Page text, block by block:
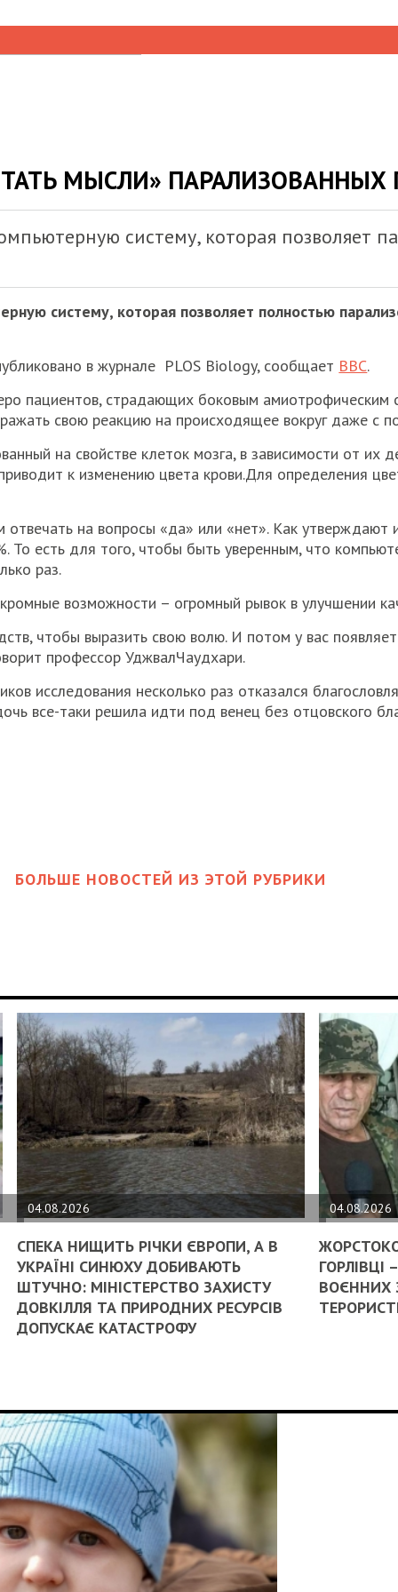
МЫСЛИ»
систему, которая позволяет
систему, которая позволяет полностью
в журнале PLOS Biology, сообщает BBC.
пациентов, страдающих боковым
свою реакцию на происходящее вокруг даже с
на свойстве клеток мозга, в зависимости от их
к изменению цвета крови.Для определения
на вопросы «да» или «нет». Как утверждают
То есть для того, чтобы быть уверенным, что
раз.
возможности – огромный рывок в улучшении
чтобы выразить свою волю. И потом у вас
профессор УджвалЧаудхари.
исследования несколько раз отказался
все-таки решила идти под венец без отцовского
БОЛЬШЕ НОВОСТЕЙ ИЗ ЭТОЙ РУБРИКИ
04.08.2026
СПЕКА НИЩИТЬ РІЧКИ ЄВРОПИ, А В
УКРАЇНІ СИНЮХУ ДОБИВАЮТЬ
ШТУЧНО: МІНІСТЕРСТВО ЗАХИСТУ
ДОВКІЛЛЯ ТА ПРИРОДНИХ РЕСУРСІВ
ДОПУСКАЄ КАТАСТРОФУ
04.08.2026
ВОЄННИХ